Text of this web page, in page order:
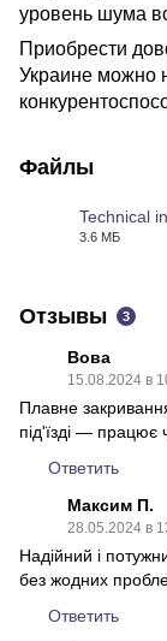
уровень шума
Приобрести
Украине можно
Файлы
Technical
3.6 МБ
Отзывы 3
Вова
15.08.2024 в
Плавне
під'їзді — працює
Ответить
Максим П.
28.05.2024 в
Надійний і
без жодних
Ответить